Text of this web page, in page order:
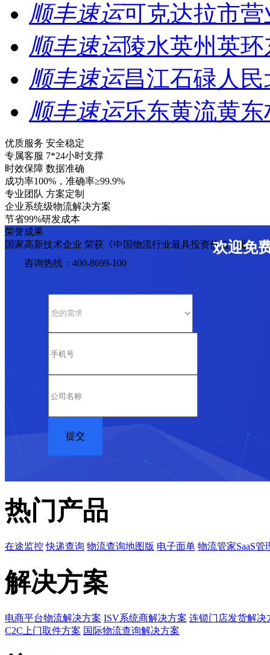
顺丰速运可克达拉市营
顺丰速运陵水英州英
顺丰速运昌江石碌人
顺丰速运乐东黄流黄
优质服务 安全稳定
专属客服 7*24小时支撑
时效保障 数据准确
成功率100%，准确率≥99.9%
专业团队 方案定制
企业系统级物流解决方案
节省99%研发成本
荣誉成果
国家高新技术企业 荣获《中国物流行业最具投资价值企业》
欢迎免
咨询热线：400-8699-100
热门产品
在途监控 快递查询 物流查询地图版 电子面单 物流管家SaaS管
解决方案
电商平台物流解决方案 ISV系统商解决方案 连锁门店发货解决
C2C上门取件方案 国际物流查询解决方案